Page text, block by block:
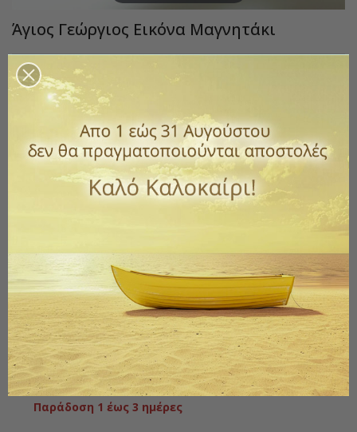
Άγιος Γεώργιος Εικόνα Μαγνητάκι
Κωδικός
1,90 €
Εικόνα μικρή στρογγυλή μαγνητάκι Άγιος Γεώργιος.
Σε ξύλινο πλαίσιο.
Ποσότητα
ΑΓΟΡΆ
Διαθέσιμο
Παράδοση 1 έως 3 ημέρες